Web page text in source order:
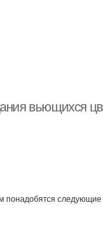
вьющихся
понадобятся